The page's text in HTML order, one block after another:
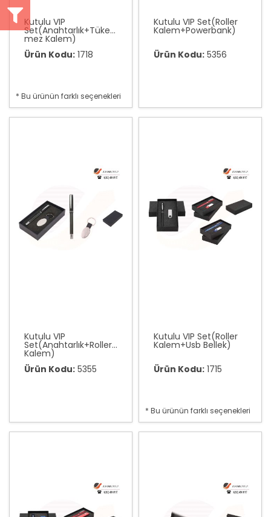
Kutulu VIP
Set(Anahtarlık+Tüken
mez Kalem)
Ürün Kodu: 1718
* Bu ürünün farklı seçenekleri
Kutulu VIP Set(Roller
Kalem+Powerbank)
Ürün Kodu: 5356
Kutulu VIP
Set(Anahtarlık+Roller
Kalem)
Ürün Kodu: 5355
Kutulu VIP Set(Roller
Kalem+Usb Bellek)
Ürün Kodu: 1715
* Bu ürünün farklı seçenekleri